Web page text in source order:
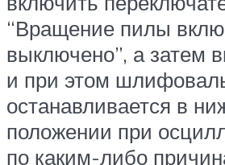
“Вращение пилы
выключено”, а затем
и при этом
останавливается в
положении при
по каким-либо